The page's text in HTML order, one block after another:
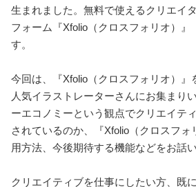
生まれました。無料で使えるクリエイ
フォーム『Xfolio（クロスフォリオ）』
す。
今回は、『Xfolio（クロスフォリオ）』
人気イラストレーターさんにお集まり
ーエコノミーという観点でクリエイテ
されているのか、『Xfolio（クロスフ
用方法、今後期待する機能などをお話
クリエイティブを仕事にしたい方、既